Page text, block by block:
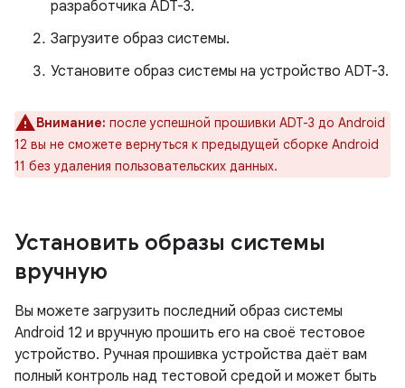
разработчика ADT-3.
Загрузите образ системы.
Установите образ системы на устройство ADT-3.
Внимание: после успешной прошивки ADT-3 до Android
12 вы не сможете вернуться к предыдущей сборке Android
11 без удаления пользовательских данных.
Установить образы системы
вручную
Вы можете загрузить последний образ системы
Android 12 и вручную прошить его на своё тестовое
устройство. Ручная прошивка устройства даёт вам
полный контроль над тестовой средой и может быть